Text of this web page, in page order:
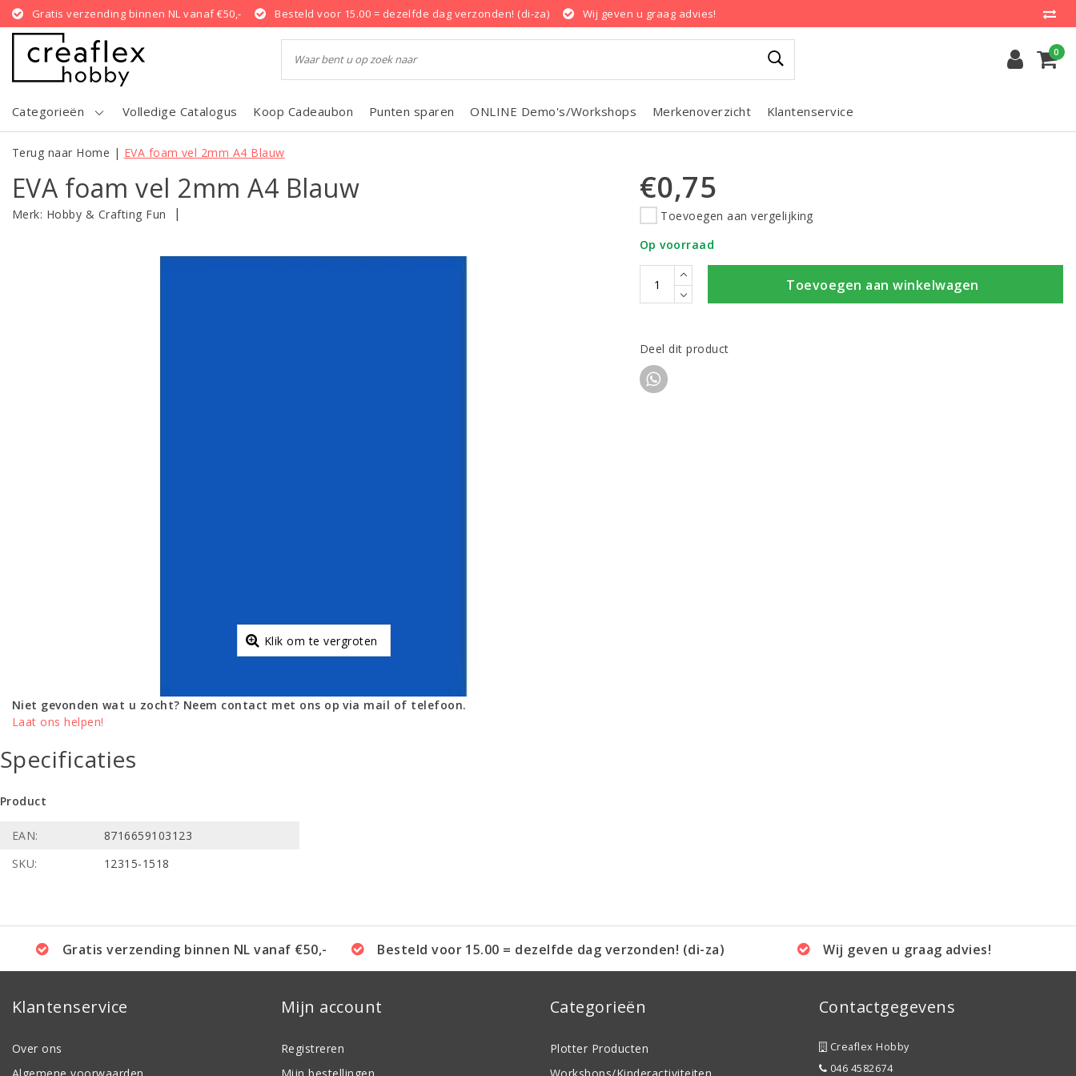
Gratis verzending binnen NL vanaf €50,- Besteld voor 15.00 = dezelfde dag verzonden! (di-za) Wij geven u graag advies!
0
Categorieën Volledige Catalogus Koop Cadeaubon Punten sparen ONLINE Demo's/Workshops Merkenoverzicht Klantenservice
Terug naar Home | EVA foam vel 2mm A4 Blauw
EVA foam vel 2mm A4 Blauw
Merk: Hobby & Crafting Fun |
Klik om te vergroten
€0,75
Toevoegen aan vergelijking
Op voorraad
Toevoegen aan winkelwagen
Deel dit product
Niet gevonden wat u zocht? Neem contact met ons op via mail of telefoon.
Laat ons helpen!
Specificaties
Product
EAN:
8716659103123
SKU:
12315-1518
Gratis verzending binnen NL vanaf €50,- Besteld voor 15.00 = dezelfde dag verzonden! (di-za) Wij geven u graag advies!
Klantenservice
Over ons
Mijn account
Registreren
Categorieën
Plotter Producten
Contactgegevens
Creaflex Hobby
046 4582674